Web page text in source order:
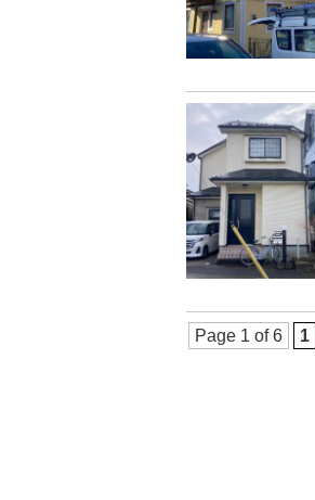
Page 1 of 6 1